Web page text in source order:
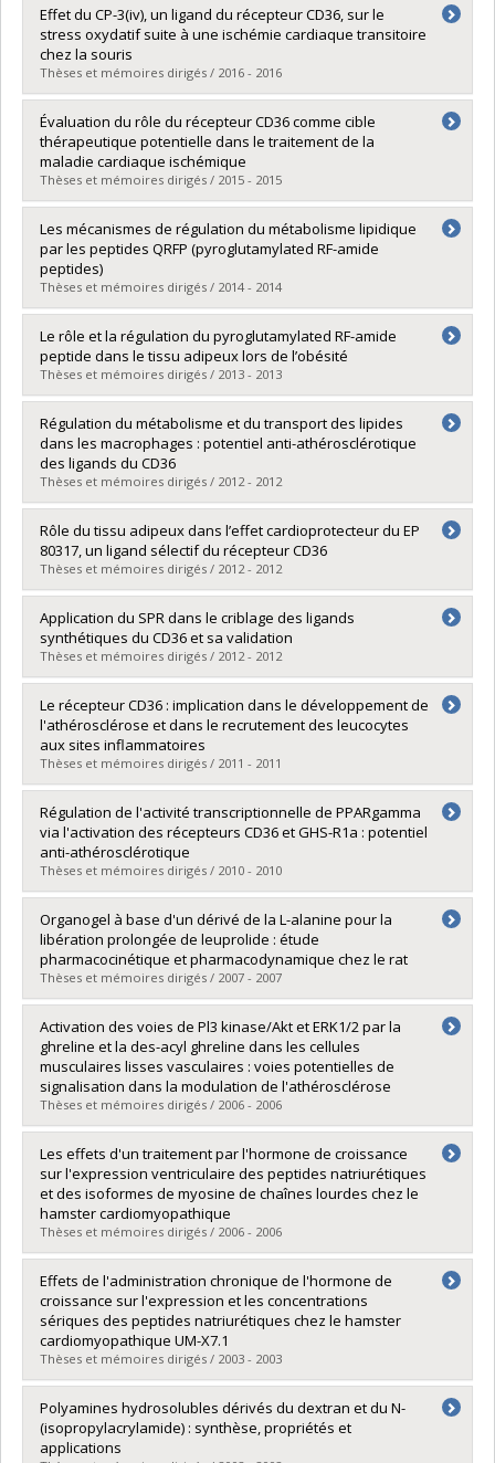
Diplômé(e) :Dorion, Marie-France
Cycle : Maîtrise
Diplôme obtenu :
Lien vers le document dans Papyrus
Effet du CP-3(iv), un ligand du récepteur CD36, sur le
stress oxydatif suite à une ischémie cardiaque transitoire
chez la souris
Thèses et mémoires dirigés / 2016 - 2016
Diplômé(e) :Ménard, Liliane
Cycle :Maîtrise
Diplôme obtenu : M. Sc.
Lien vers le document dans Papyrus
Évaluation du rôle du récepteur CD36 comme cible
thérapeutique potentielle dans le traitement de la
maladie cardiaque ischémique
Thèses et mémoires dirigés / 2015 - 2015
Diplômé(e) :Lafrenière Bessi, Valérie
Cycle : Doctorat
Diplôme obtenu :
Lien vers le document dans Papyrus
Les mécanismes de régulation du métabolisme lipidique
par les peptides QRFP (pyroglutamylated RF-amide
peptides)
Thèses et mémoires dirigés / 2014 - 2014
Diplômé(e) :Mulumba, Mukandila
Cycle :Doctorat
Diplôme obtenu :Ph. D.
Lien vers le document dans Papyrus
Le rôle et la régulation du pyroglutamylated RF-amide
peptide dans le tissu adipeux lors de l’obésité
Thèses et mémoires dirigés / 2013 - 2013
Diplômé(e) :Jossart, Christian
Cycle :Doctorat
Diplôme obtenu :Ph. D.
Lien vers le document dans Papyrus
Régulation du métabolisme et du transport des lipides
dans les macrophages : potentiel anti-athérosclérotique
des ligands du CD36
Thèses et mémoires dirigés / 2012 - 2012
Diplômé(e) : Bujold, Kim
Cycle : Doctorat
Diplôme obtenu :Ph. D.
Lien vers le document dans Papyrus
Rôle du tissu adipeux dans l’effet cardioprotecteur du EP
80317, un ligand sélectif du récepteur CD36
Thèses et mémoires dirigés / 2012 - 2012
Diplômé(e) :Huynh, David N.
Cycle :Maîtrise
Diplôme obtenu :M. Sc.
Lien vers le document dans Papyrus
Application du SPR dans le criblage des ligands
synthétiques du CD36 et sa validation
Thèses et mémoires dirigés / 2012 - 2012
Diplômé(e) :Lambert-Lanteigne, Patrick
Cycle :Maîtrise
Diplôme obtenu :M. Sc.
Lien vers le document dans Papyrus
Le récepteur CD36 : implication dans le développement de
l'athérosclérose et dans le recrutement des leucocytes
aux sites inflammatoires
Thèses et mémoires dirigés / 2011 - 2011
Diplômé(e) :Harb, Diala
Cycle :Doctorat
Diplôme obtenu :Ph. D.
Lien vers le document dans Papyrus
Régulation de l'activité transcriptionnelle de PPARgamma
via l'activation des récepteurs CD36 et GHS-R1a : potentiel
anti-athérosclérotique
Thèses et mémoires dirigés / 2010 - 2010
Diplômé(e) :Demers, Annie
Cycle :Doctorat
Diplôme obtenu : Ph. D.
Lien vers le document dans Papyrus
Organogel à base d'un dérivé de la L-alanine pour la
libération prolongée de leuprolide : étude
pharmacocinétique et pharmacodynamique chez le rat
Thèses et mémoires dirigés / 2007 - 2007
Diplômé(e) :Plourde, François
Cycle :Maîtrise
Diplôme obtenu :M. Sc.
Lien vers le document dans Papyrus
Activation des voies de Pl3 kinase/Akt et ERK1/2 par la
ghreline et la des-acyl ghreline dans les cellules
musculaires lisses vasculaires : voies potentielles de
signalisation dans la modulation de l'athérosclérose
Thèses et mémoires dirigés / 2006 - 2006
Diplômé(e) :Moussette, Sanny
Cycle :Maîtrise
Diplôme obtenu :M. Sc.
Lien vers le document dans Papyrus
Les effets d'un traitement par l'hormone de croissance
sur l'expression ventriculaire des peptides natriurétiques
et des isoformes de myosine de chaînes lourdes chez le
hamster cardiomyopathique
Thèses et mémoires dirigés / 2006 - 2006
Diplômé(e) :Mulumba, Mukandila
Cycle :Maîtrise
Diplôme obtenu :M. Sc.
Lien vers le document dans Papyrus
Effets de l'administration chronique de l'hormone de
croissance sur l'expression et les concentrations
sériques des peptides natriurétiques chez le hamster
cardiomyopathique UM-X7.1
Thèses et mémoires dirigés / 2003 - 2003
Diplômé(e) :Céméus, Catia
Cycle :Maîtrise
Diplôme obtenu :
Polyamines hydrosolubles dérivés du dextran et du N-
(isopropylacrylamide) : synthèse, propriétés et
applications